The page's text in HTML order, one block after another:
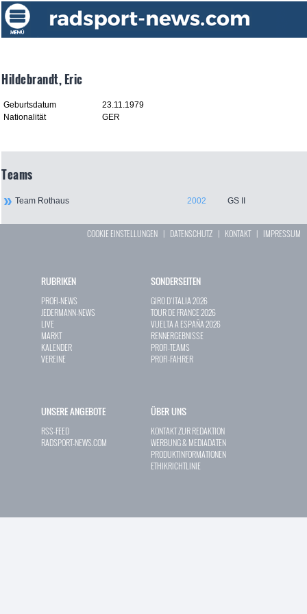
Hildebrandt, Eric
Geburtsdatum
23.11.1979
Nationalität
GER
Teams
Team Rothaus 2002 GS II
COOKIE EINSTELLUNGEN | DATENSCHUTZ | KONTAKT| IMPRESSUM
RUBRIKEN
PROFI-NEWS
JEDERMANN-NEWS
LIVE
MARKT
KALENDER
VEREINE
SONDERSEITEN
GIRO D`ITALIA 2026
TOUR DE FRANCE 2026
VUELTA A ESPAÑA 2026
RENNERGEBNISSE
PROFI-TEAMS
PROFI-FAHRER
UNSERE ANGEBOTE
RSS-FEED
RADSPORT-NEWS.COM
ÜBER UNS
KONTAKT ZUR REDAKTION
WERBUNG & MEDIADATEN
PRODUKTINFORMATIONEN
ETHIKRICHTLINIE